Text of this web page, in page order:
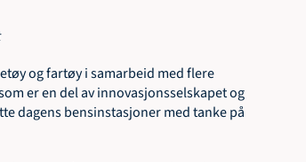
og fartøy i samarbeid med flere
er en del av innovasjonsselskapet og
dagens bensinstasjoner med tanke på